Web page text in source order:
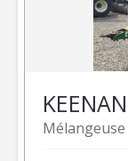
Mélangeuse
KEENAN